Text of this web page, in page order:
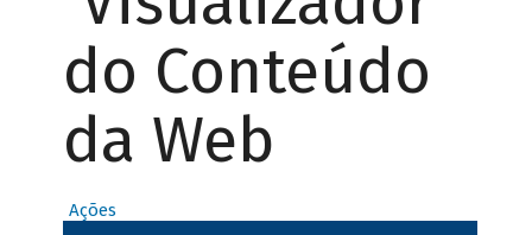
do Conteúdo
da Web
Ações